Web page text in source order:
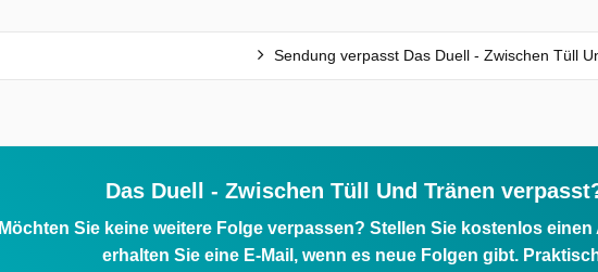
Sendung verpasst Das Duell - Zwischen Tüll
Das Duell - Zwischen Tüll Und Tränen
Möchten Sie keine weitere Folge verpassen? Stellen Sie kostenlos einen
erhalten Sie eine E-Mail, wenn es neue Folgen gibt.